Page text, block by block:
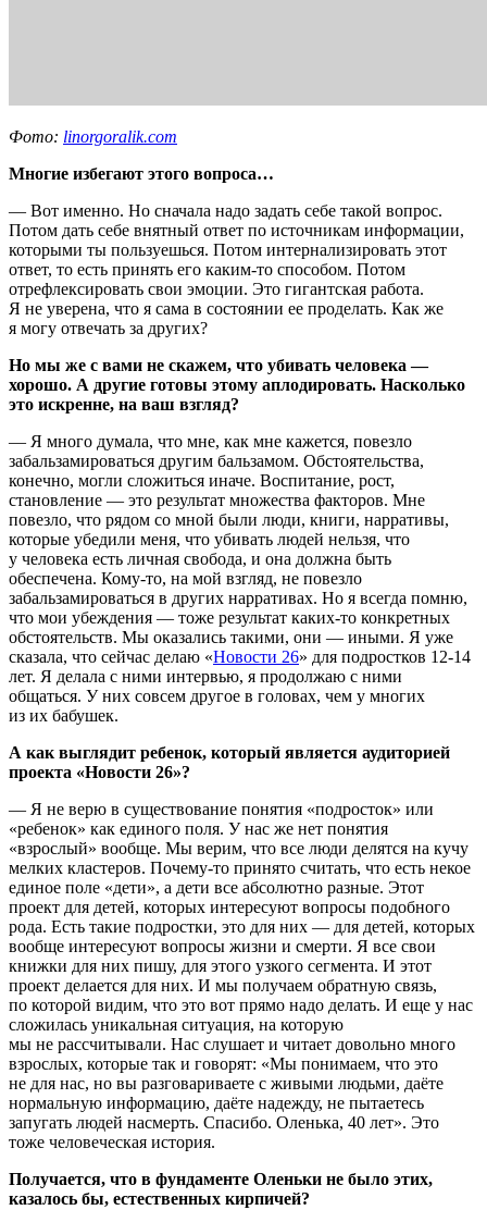
Фото: linorgoralik.com
Многие избегают этого вопроса…
— Вот именно. Но сначала надо задать себе такой вопрос.
Потом дать себе внятный ответ по источникам информации,
которыми ты пользуешься. Потом интернализировать этот
ответ, то есть принять его каким-то способом. Потом
отрефлексировать свои эмоции. Это гигантская работа.
Я не уверена, что я сама в состоянии ее проделать. Как же
я могу отвечать за других?
Но мы же с вами не скажем, что убивать человека —
хорошо. А другие готовы этому аплодировать. Насколько
это искренне, на ваш взгляд?
— Я много думала, что мне, как мне кажется, повезло
забальзамироваться другим бальзамом. Обстоятельства,
конечно, могли сложиться иначе. Воспитание, рост,
становление — это результат множества факторов. Мне
повезло, что рядом со мной были люди, книги, нарративы,
которые убедили меня, что убивать людей нельзя, что
у человека есть личная свобода, и она должна быть
обеспечена. Кому-то, на мой взгляд, не повезло
забальзамироваться в других нарративах. Но я всегда помню,
что мои убеждения — тоже результат каких-то конкретных
обстоятельств. Мы оказались такими, они — иными. Я уже
сказала, что сейчас делаю «Новости 26» для подростков 12-14
лет. Я делала с ними интервью, я продолжаю с ними
общаться. У них совсем другое в головах, чем у многих
из их бабушек.
А как выглядит ребенок, который является аудиторией
проекта «Новости 26»?
— Я не верю в существование понятия «подросток» или
«ребенок» как единого поля. У нас же нет понятия
«взрослый» вообще. Мы верим, что все люди делятся на кучу
мелких кластеров. Почему-то принято считать, что есть некое
единое поле «дети», а дети все абсолютно разные. Этот
проект для детей, которых интересуют вопросы подобного
рода. Есть такие подростки, это для них — для детей, которых
вообще интересуют вопросы жизни и смерти. Я все свои
книжки для них пишу, для этого узкого сегмента. И этот
проект делается для них. И мы получаем обратную связь,
по которой видим, что это вот прямо надо делать. И еще у нас
сложилась уникальная ситуация, на которую
мы не рассчитывали. Нас слушает и читает довольно много
взрослых, которые так и говорят: «Мы понимаем, что это
не для нас, но вы разговариваете с живыми людьми, даёте
нормальную информацию, даёте надежду, не пытаетесь
запугать людей насмерть. Спасибо. Оленька, 40 лет». Это
тоже человеческая история.
Получается, что в фундаменте Оленьки не было этих,
казалось бы, естественных кирпичей?